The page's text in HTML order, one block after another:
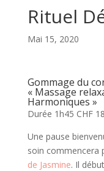
Rituel
Mai 15, 2020
Gommage du
« Massage
Harmoniques »
Durée 1h45 CHF
Une pause
soin commencera
de Jasmine. Il